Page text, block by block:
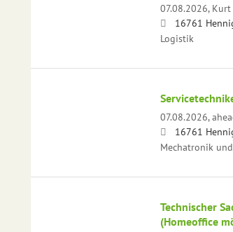
07.08.2026, Kurt
16761
Logistik
07.08.2026,
16761
Mechatronik
Technischer
(Homeoffice